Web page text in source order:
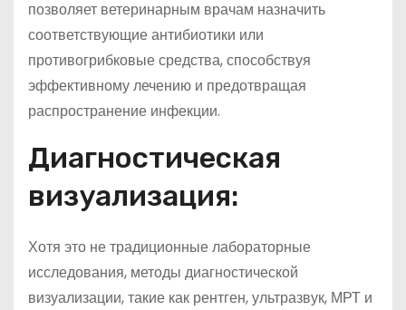
позволяет ветеринарным врачам назначить
соответствующие антибиотики или
противогрибковые средства, способствуя
эффективному лечению и предотвращая
распространение инфекции.
Диагностическая
визуализация:
Хотя это не традиционные лабораторные
исследования, методы диагностической
визуализации, такие как рентген, ультразвук, МРТ и